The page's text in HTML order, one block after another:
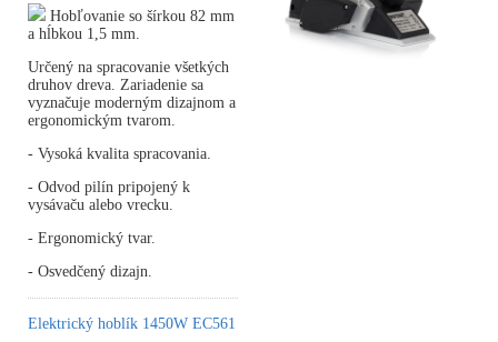
Hobľovanie so šírkou 82 mm
a hĺbkou 1,5 mm.
Určený na spracovanie všetkých
druhov dreva. Zariadenie sa
vyznačuje moderným dizajnom a
ergonomickým tvarom.
- Vysoká kvalita spracovania.
- Odvod pilín pripojený k
vysávaču alebo vrecku.
- Ergonomický tvar.
- Osvedčený dizajn.
Elektrický hoblík 1450W EC561